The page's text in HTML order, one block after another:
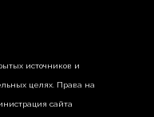
источников и
целях. Права на
сайта